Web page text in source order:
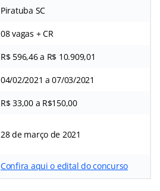
Piratuba SC
08 vagas + CR
R$ 596,46 a R$ 10.909,01
04/02/2021 a 07/03/2021
R$ 33,00 a R$150,00
28 de março de 2021
Confira aqui o edital do concurso